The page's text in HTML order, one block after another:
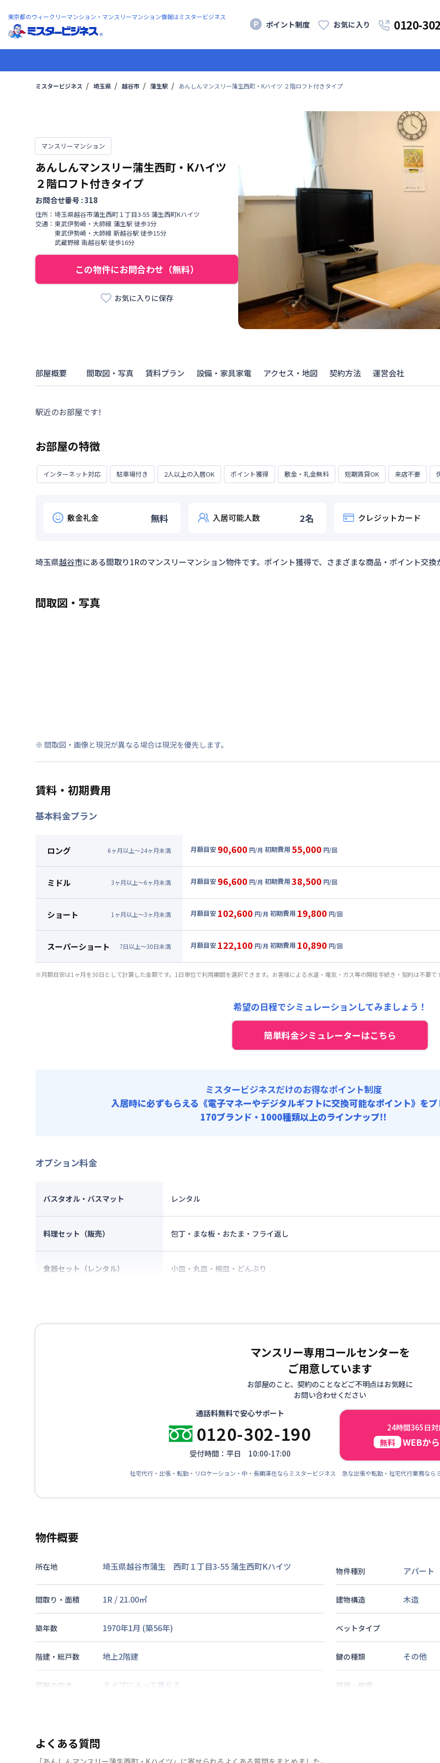
東京都のウィークリーマンション・マンスリーマンション情報はミスタービジネス
ポイント制度 お気に入り 0120-
ミスタービジネス 埼玉県 越谷市 蒲生駅 あんしんマンスリー蒲生西町・Kハイツ ２階ロフト付きタイプ
マンスリーマンション
あんしんマンスリー蒲生西町・Kハイツ
２階ロフト付きタイプ
お問合せ番号 :318
住所： 埼玉県越谷市蒲生西町１丁目3-55 蒲生西町Kハイツ
交通： 東武伊勢崎・大師線 蒲生駅 徒歩3分
東武伊勢崎・大師線 新越谷駅 徒歩15分
武蔵野線 南越谷駅 徒歩16分
この物件にお問合わせ（無料）
お気に入りに保存
部屋概要 間取図・写真 賃料プラン 設備・家具家電 アクセス・地図 契約方法 運営会社
駅近のお部屋です!
お部屋の特徴
インターネット対応 駐車場付き 2人以上の入居OK ポイント獲得 敷金・礼金無料 短期賃貸OK 来店不要
敷金礼金 無料 入居可能人数 2名 クレジットカード
埼玉県越谷市にある間取り1Rのマンスリーマンション物件です。ポイント獲得で、さまざまな商品・ポイント交換
間取図・写真
※ 間取図・画像と現況が異なる場合は現況を優先します。
賃料・初期費用
基本料金プラン
ロング 6ヶ月以上～24ヶ月未満 月額目安 90,600 円/月 初期費用 55,000 円/回
67,500円/月 (2,250円/日)
光熱費他 : 21,000円/月 (700円/日) (税抜)
清掃料他 : 50,000円/回 (税抜)
ミドル 3ヶ月以上～6ヶ月未満 月額目安 96,600 円/月 初期費用 38,500 円/回
73,500円/月 (2,450円/日)
光熱費他 : 21,000円/月 (700円/日) (税抜)
清掃料他 : 35,000円/回 (税抜)
ショート 1 ヶ月以上～3ヶ月未満 月額目安 102,600 円/月 初期費用 19,800 円/回
79,500円/月 (2,650円/日)
光熱費他 : 21,000円/月 (700円/日) (税抜)
清掃料他 : 18,000円/回 (税抜)
スーパーショート 7日以上～30日未満 月額目安 122,100 円/月 初期費用 10,890 円/回
月額賃料目安(30日利用)
9,900円/回 (税抜)
※月額目安は1ヶ月を30日として計算した金額です。1日単位で利用期間を選択できます。お客様による水道・電気・ガス等の開栓手続き・契約は不要で
希望の日程でシミュレーションしてみましょう！
簡単料金シミュレーターはこちら
ミスタービジネスだけのお得なポイント制度
入居時に必ずもらえる 《電子マネーやデジタルギフトに交換可能なポイント》を
170ブランド・1000種類以上のラインナップ!!
オプション料金
バスタオル・バスマット レンタル
料理セット（販売） 包丁・まな板・おたま・フライ返し
食器セット（レンタル） 小皿・丸皿・椀皿・どんぶり
マンスリー専用コールセンターを
ご用意しています
お部屋のこと、契約のことなどご不明点はお気軽に
お問い合わせください
通話料無料で安心サポート
0120-302-190
受付時間：平日 10:00-17:00
24時間365日
無料 WEBか
社宅代行・出張・転勤・リロケーション・中・長期滞在ならミスタービジネス 急な出張や転勤・社宅代行業務なら
物件概要
所在地 埼玉県越谷市蒲生 西町１丁目3-55 蒲生西町Kハイツ 物件種別 アパート
間取り・面積 1R / 21.00㎡ 建物構造 木造
築年数 1970年1月 (築56年) ベットタイプ
階建・総戸数 地上2階建 鍵の種類 その他
部屋の向き タイプによって異なる 禁煙・喫煙
よくある質問